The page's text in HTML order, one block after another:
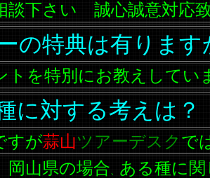
談下さい 誠心誠意対応
の特典は有ります
トを特別にお教えしてい
に対する考えは？
すが蒜山ツアーデスク で
山県の場合、 ある種に